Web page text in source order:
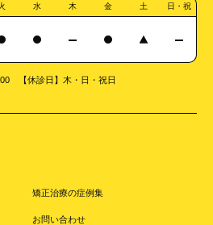
水 木 金 土 日・祝
【休診日】木・日・祝日
矯正治療の症例集
お問い合わせ